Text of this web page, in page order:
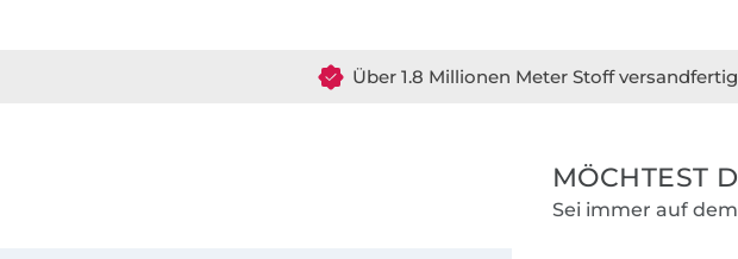
Über 1.8 Millionen Meter Stoff versandfertig
MÖCHTEST
Sei immer auf